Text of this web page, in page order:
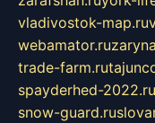
vladivostok-map.ru
webamator.ru
trade-farm.ru
spayderhed-2022.ru
snow-guard.ru